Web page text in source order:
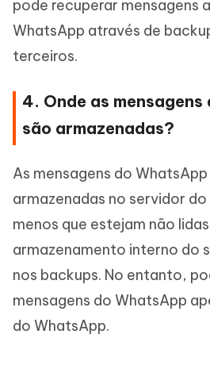
pode recuperar mensagens
WhatsApp através de
terceiros.
4. Onde as
são armazenadas?
As mensagens do
armazenadas no servidor
menos que estejam não
armazenamento interno do
nos backups. No entanto,
mensagens do WhatsApp
do WhatsApp.